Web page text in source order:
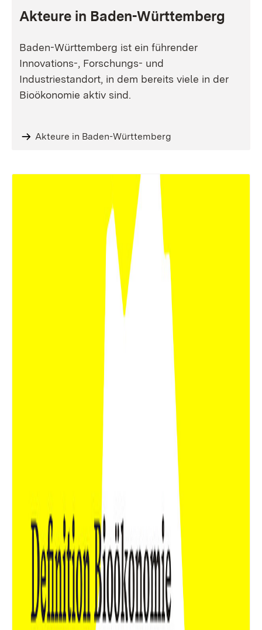
Akteure in Baden-Württemberg
Baden-Württemberg ist ein führender
Innovations-, Forschungs- und
Industriestandort, in dem bereits viele in der
Bioökonomie aktiv sind.
Akteure in Baden-Württemberg